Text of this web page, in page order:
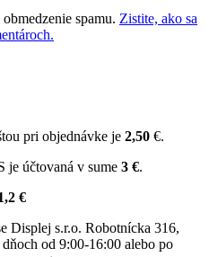
spamu. Zistite, ako sa
pri objednávke je 2,50 €.
je účtovaná v sume 3 €.
€
Displej s.r.o. Robotnícka 316,
od 9:00-16:00 alebo po